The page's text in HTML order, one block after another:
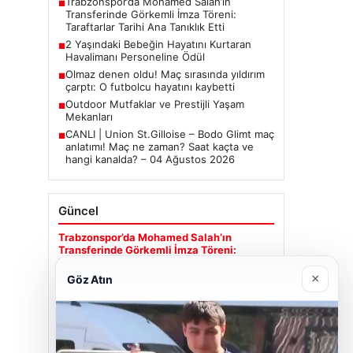
■
Transferinde Görkemli İmza Töreni:
Taraftarlar Tarihi Ana Tanıklık Etti
■2 Yaşındaki Bebeğin Hayatını Kurtaran
Havalimanı Personeline Ödül
■Olmaz denen oldu! Maç sırasında yıldırım
çarptı: O futbolcu hayatını kaybetti
■Outdoor Mutfaklar ve Prestijli Yaşam
Mekanları
■CANLI | Union St.Gilloise – Bodo Glimt maç
anlatımı! Maç ne zaman? Saat kaçta ve
hangi kanalda? – 04 Ağustos 2026
Güncel
Trabzonspor’da Mohamed Salah’ın
Transferinde Görkemli İmza Töreni:
Taraftarlar Tarihi Ana Tanıklık Etti
Göz Atın ×